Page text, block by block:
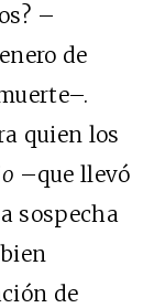
–
de
quien los
–que llevó
sospecha
de